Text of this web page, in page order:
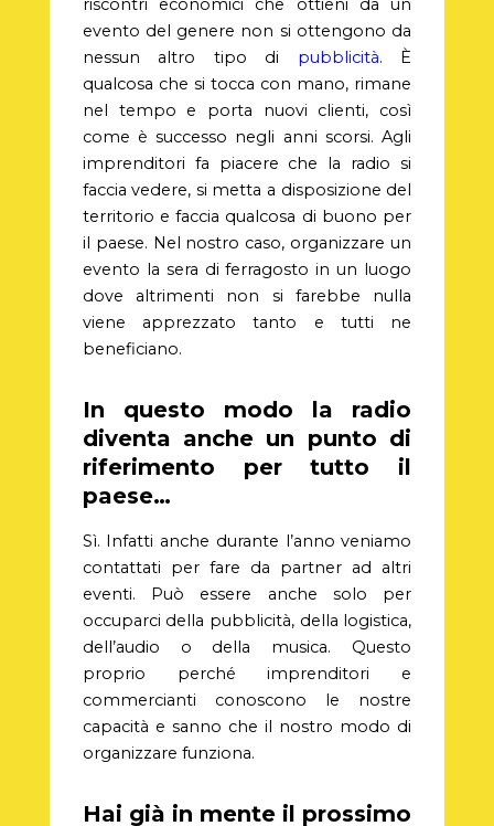
riscontri economici che ottieni da un
evento del genere non si ottengono da
nessun altro tipo di pubblicità. È
qualcosa che si tocca con mano, rimane
nel tempo e porta nuovi clienti, così
come è successo negli anni scorsi. Agli
imprenditori fa piacere che la radio si
faccia vedere, si metta a disposizione del
territorio e faccia qualcosa di buono per
il paese. Nel nostro caso, organizzare un
evento la sera di ferragosto in un luogo
dove altrimenti non si farebbe nulla
viene apprezzato tanto e tutti ne
beneficiano.
In questo modo la radio
diventa anche un punto di
riferimento per tutto il
paese…
Sì. Infatti anche durante l’anno veniamo
contattati per fare da partner ad altri
eventi. Può essere anche solo per
occuparci della pubblicità, della logistica,
dell’audio o della musica. Questo
proprio perché imprenditori e
commercianti conoscono le nostre
capacità e sanno che il nostro modo di
organizzare funziona.
Hai già in mente il prossimo